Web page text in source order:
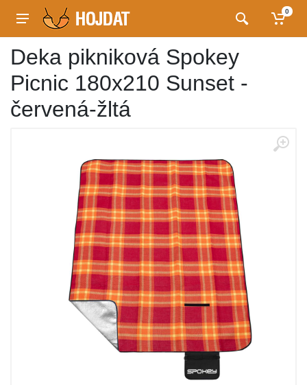
0
Deka pikniková Spokey
Picnic 180x210 Sunset -
červená-žltá